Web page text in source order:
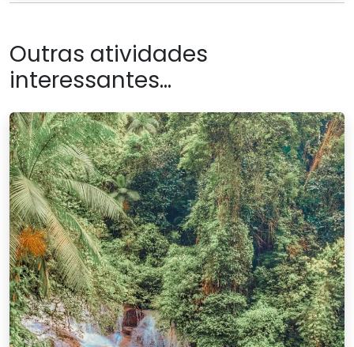
Outras atividades
interessantes...